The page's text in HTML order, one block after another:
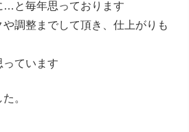
…と毎年思っております
調整までして頂き、仕上がりも
っています
。